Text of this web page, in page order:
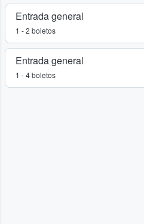
Entrada general
1 - 2 boletos
Entrada general
1 - 4 boletos